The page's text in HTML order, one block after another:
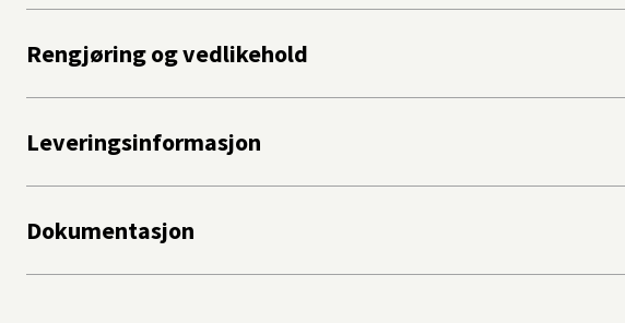
Rengjøring og vedlikehold
Leveringsinformasjon
Dokumentasjon